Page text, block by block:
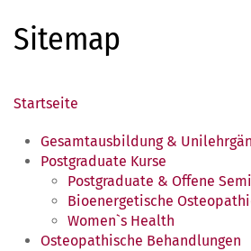
Sitemap
Startseite
Gesamtausbildung &
Postgraduate Kurse
Postgraduate & Offene
Bioenergetische
Women`s Health
Osteopathische Behandlungen